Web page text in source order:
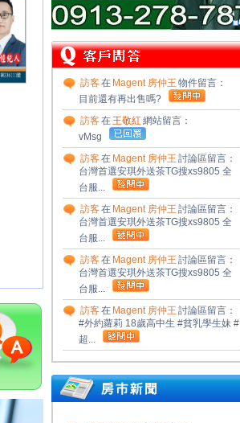
訪客在 Magent 房仲王 物件留言：
目前還有再出售嗎?
訪客在王敬紅 網站留言：
vMsg
訪客在 Magent 房仲王 討論區留言：
台灣首選安琪外送茶TG搜xs9805 全
台服...
訪客在 Magent 房仲王 討論區留言：
台灣首選安琪外送茶TG搜xs9805 全
台服...
訪客在 Magent 房仲王 討論區留言：
台灣首選安琪外送茶TG搜xs9805 全
台服...
訪客在 Magent 房仲王 討論區留言：
#外約蘿莉 18歲高中生 #貧乳學生妹 #
超...